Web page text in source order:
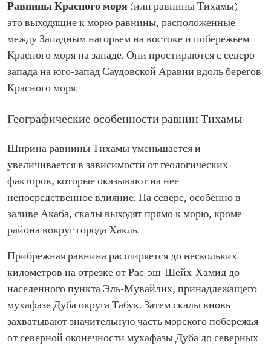
Равнины Красного моря (или равнины Тихамы) —
это выходящие к морю равнины, расположенные
между Западным нагорьем на востоке и побережьем
Красного моря на западе. Они простираются с северо-
запада на юго-запад Саудовской Аравии вдоль берегов
Красного моря.
Географические особенности равнин Тихамы
Ширина равнины Тихамы уменьшается и
увеличивается в зависимости от геологических
факторов, которые оказывают на нее
непосредственное влияние. На севере, особенно в
заливе Акаба, скалы выходят прямо к морю, кроме
района вокруг города Хакль.
Прибрежная равнина расширяется до нескольких
километров на отрезке от Рас-эш-Шейх-Хамид до
населенного пункта Эль-Мувайлих, принадлежащего
мухафазе Дуба округа Табук. Затем скалы вновь
захватывают значительную часть морского побережья
от северной оконечности мухафазы Дуба до северных